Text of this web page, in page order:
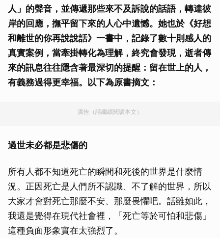
人」的聲音，並傳遞那些來不及訴說的話語，轉達彼
岸的回應，撫平留下來的人心中遺憾。她也於《好想
和離世的你再說說話》一書中，記錄了數十則感人的
真實案例，當牽掛轉化為理解，終究會發現，逝者傳
來的訊息往往隱含著最深切的提醒：留在世上的人，
有義務過得更幸福。以下為原書摘文：
廣告（請繼續閱讀本文）
過世未必都是悲傷的
所有人都不知道死亡的瞬間和死後的世界是什麼情
況。正因死亡是人們所不認識、不了解的世界，所以
大家才會對死亡那麼不安、那麼畏懼吧。話雖如此，
我還是覺得在現代社會裡，「死亡等於可怕和悲傷」
這種負面形象實在太強烈了。